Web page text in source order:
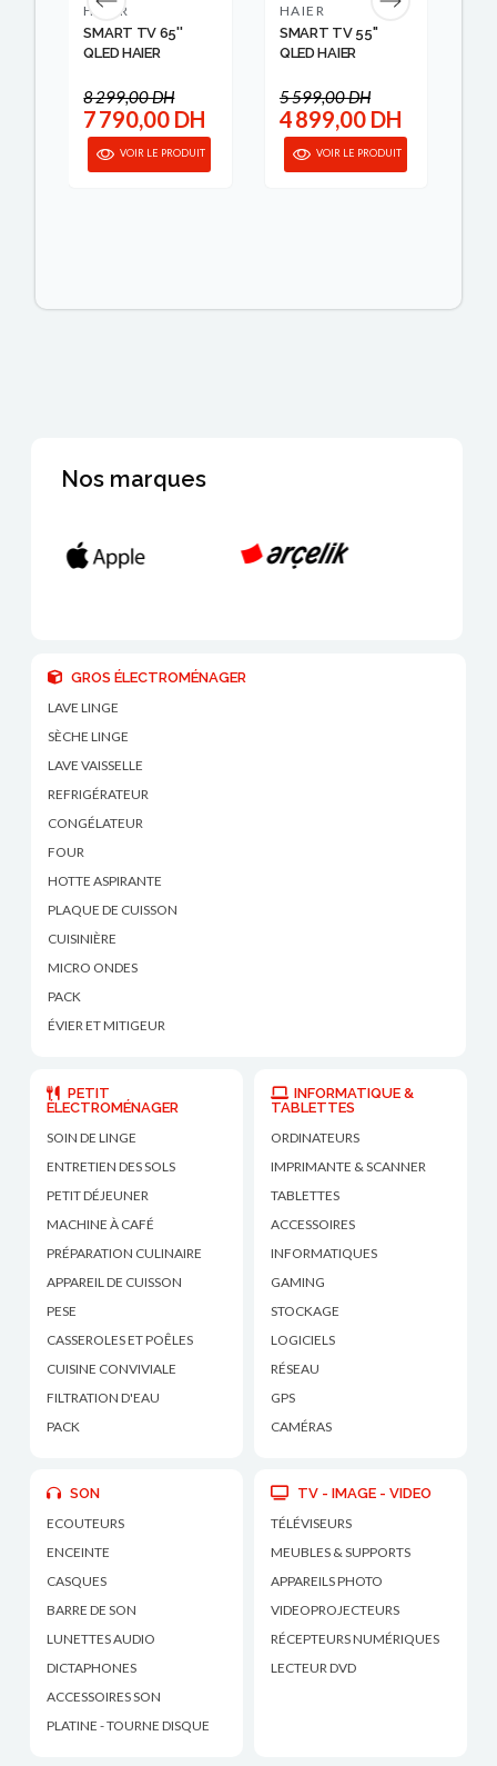
HAIER
SMART TV 65''
QLED HAIER
8 299,00 DH
7 790,00 DH
VOIR LE PRODUIT
HAIER
SMART TV 55"
QLED HAIER
5 599,00 DH
4 899,00 DH
VOIR LE PRODUIT
Nos marques
GROS ÉLECTROMÉNAGER
LAVE LINGE
SÈCHE LINGE
LAVE VAISSELLE
REFRIGÉRATEUR
CONGÉLATEUR
FOUR
HOTTE ASPIRANTE
PLAQUE DE CUISSON
CUISINIÈRE
MICRO ONDES
PACK
ÉVIER ET MITIGEUR
PETIT
ÉLECTROMÉNAGER
SOIN DE LINGE
ENTRETIEN DES SOLS
PETIT DÉJEUNER
MACHINE À CAFÉ
PRÉPARATION CULINAIRE
APPAREIL DE CUISSON
PESE
CASSEROLES ET POÊLES
CUISINE CONVIVIALE
FILTRATION D'EAU
PACK
INFORMATIQUE &
TABLETTES
ORDINATEURS
IMPRIMANTE & SCANNER
TABLETTES
ACCESSOIRES
INFORMATIQUES
GAMING
STOCKAGE
LOGICIELS
RÉSEAU
GPS
CAMÉRAS
SON
ECOUTEURS
ENCEINTE
CASQUES
BARRE DE SON
LUNETTES AUDIO
DICTAPHONES
ACCESSOIRES SON
PLATINE - TOURNE DISQUE
TV - IMAGE - VIDEO
TÉLÉVISEURS
MEUBLES & SUPPORTS
APPAREILS PHOTO
VIDEOPROJECTEURS
RÉCEPTEURS NUMÉRIQUES
LECTEUR DVD